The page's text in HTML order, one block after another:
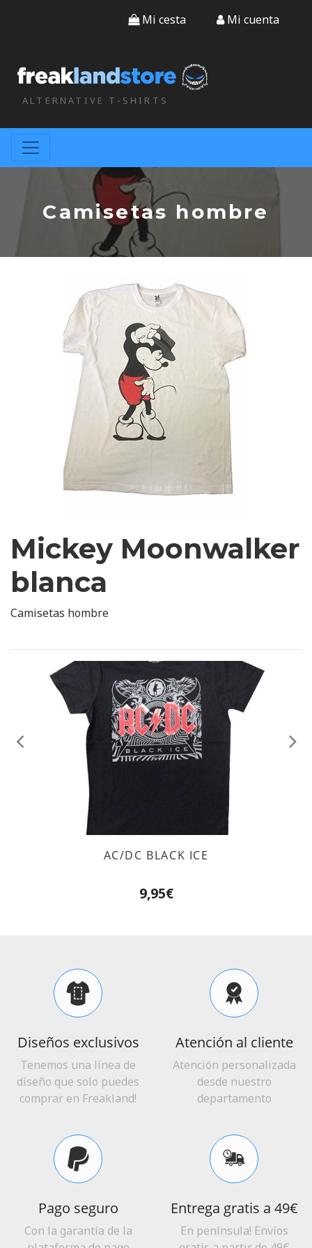
ALTERNATIVE T-SHIRTS
Mi cesta Mi cuenta
Camisetas hombre
Mickey Moonwalker
blanca
Camisetas hombre
AC/DC BLACK ICE
9,95€
Anterior
Diseños exclusivos
Tenemos una línea de
diseño que solo puedes
comprar en Freakland!
Atención al cliente
Atención personalizada
desde nuestro
departamento
Pago seguro
Con la garantía de la
Entrega gratis a 49€
En península! Envíos